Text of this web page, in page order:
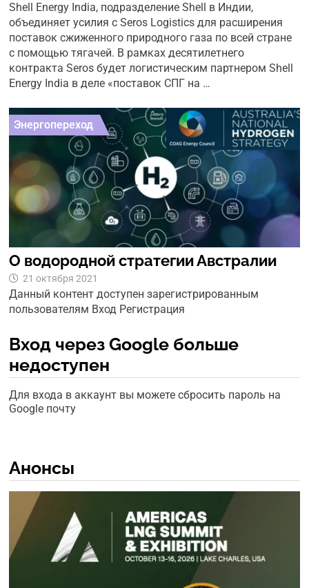
Shell Energy India, подразделение Shell в Индии,
объединяет усилия с Seros Logistics для расширения
поставок сжиженного природного газа по всей стране
с помощью тягачей. В рамках десятилетнего
контракта Seros будет логистическим партнером Shell
Energy India в деле «поставок СПГ на …
Энергопереход
О водородной стратегии Австралии
21 октября 2021
Данный контент доступен зарегистрированным
пользователям Вход Регистрация
Вход через Google больше
недоступен
Для входа в аккаунт вы можете сбросить пароль на
Google почту
Анонсы